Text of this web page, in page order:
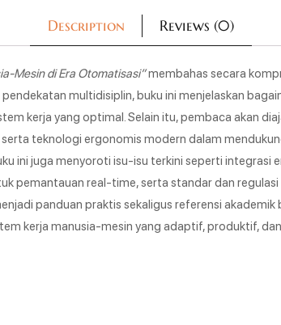
Description Reviews (0)
Mesin di Era Otomatisasi”membahas secara
multidisiplin, buku ini menjelaskan
kerja yang optimal. Selain itu, pembaca akan
teknologi ergonomis modern dalam
ini juga menyoroti isu-isu terkini seperti integrasi
pemantauan real-time, serta standar dan regulasi
panduan praktis sekaligus referensi akademik
kerja manusia-mesin yang adaptif, produktif,